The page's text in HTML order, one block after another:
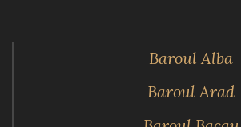
Baroul Alba
Baroul Arad